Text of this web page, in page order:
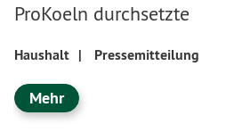
ProKoeln durchsetzte
Haushalt | Pressemitteilung
Mehr